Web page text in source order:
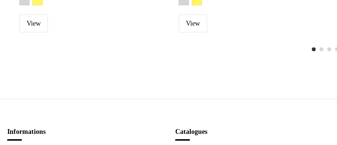
View View
Informations Catalogues